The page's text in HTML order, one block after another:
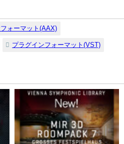
ォーマット(AAX)
プラグインフォーマット(VST)